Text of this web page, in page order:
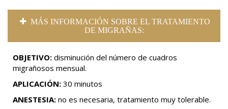
MÁS INFORMACIÓN SOBRE EL TRATAMIENTO
DE MIGRAÑAS:
OBJETIVO: disminución del número de cuadros
migrañosos mensual.
APLICACIÓN: 30 minutos
ANESTESIA: no es necesaria, tratamiento muy tolerable.